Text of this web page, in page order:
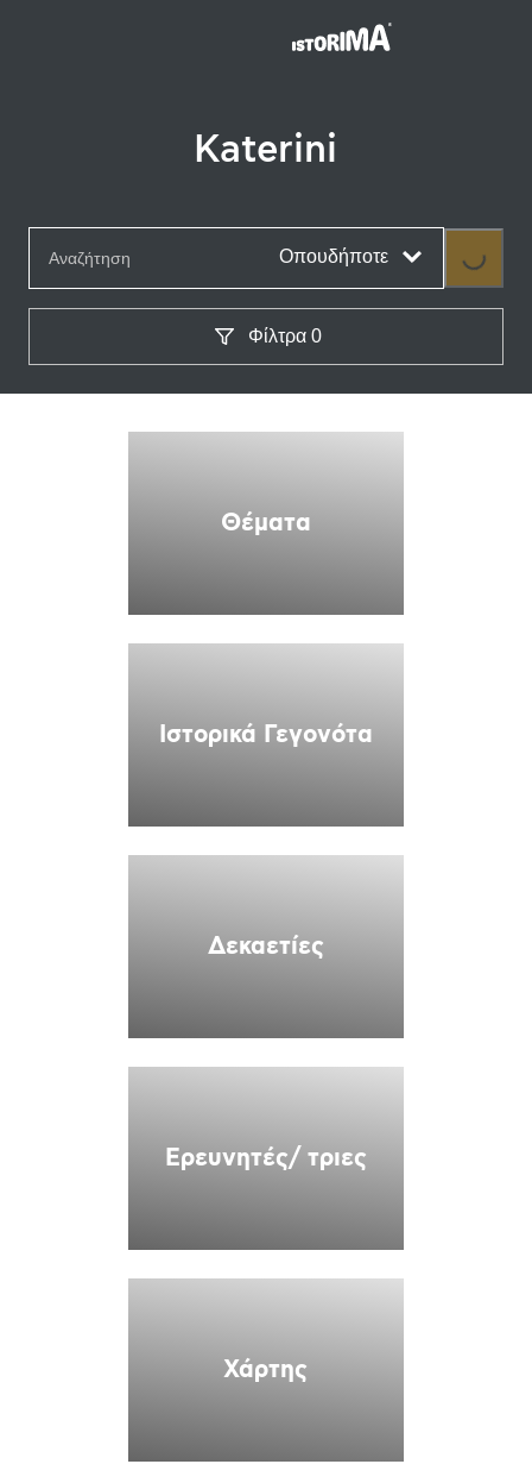
Katerini
Οπουδήποτε
Φίλτρα 0
Θέματα
Ιστορικά Γεγονότα
Δεκαετίες
Ερευνητές/ τριες
Χάρτης